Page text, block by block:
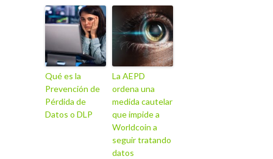
Qué es la
Prevención de
Pérdida de
Datos o DLP
La AEPD
ordena una
medida cautelar
que impide a
Worldcoin a
seguir tratando
datos